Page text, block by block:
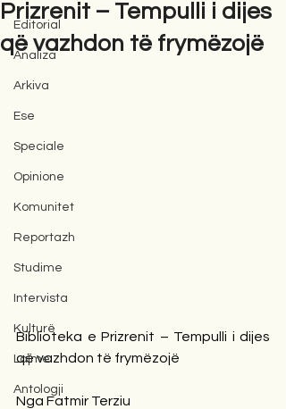
Editorial
Analiza
Arkiva
Ese
Speciale
Opinione
Komunitet
Reportazh
Studime
Intervista
Kulturë
Lajme
Antologji
Prizrenit – Tempulli i dijes
që vazhdon të frymëzojë
Biblioteka e Prizrenit – Tempulli i dijes
që vazhdon të frymëzojë
Nga Fatmir Terziu